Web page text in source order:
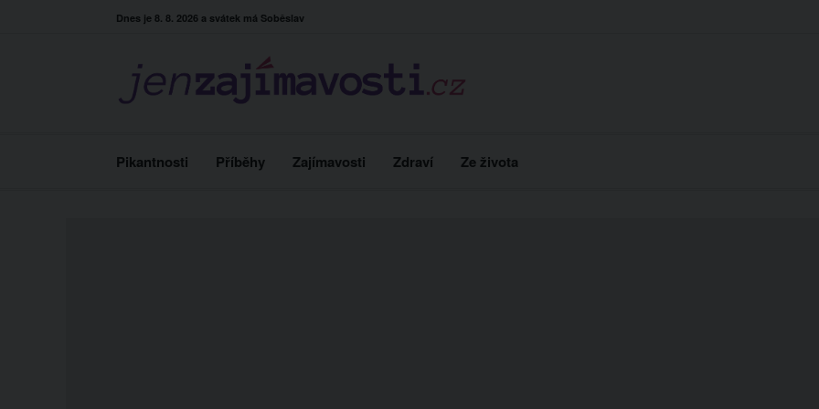
Dnes je 8. 8. 2026 a svátek má Soběslav
Pikantnosti Příběhy Zajímavosti Zdraví Ze života